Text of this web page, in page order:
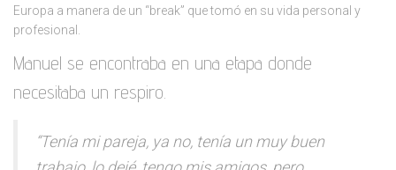
Europa a manera de un “break” que tomó en su vida personal y
profesional.
Manuel se encontraba en una etapa donde
necesitaba un respiro.
“Tenía mi pareja, ya no, tenía un muy buen